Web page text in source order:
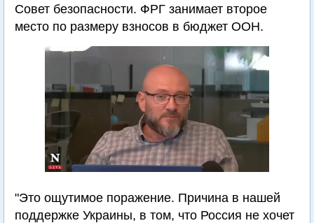
Совет безопасности. ФРГ занимает второе
место по размеру взносов в бюджет ООН.
"Это ощутимое поражение. Причина в нашей
поддержке Украины, в том, что Россия не хочет